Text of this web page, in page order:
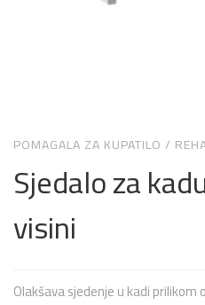
POMAGALA ZA KUPATILO /
Sjedalo za
visini
Olakšava sjedenje u kadi prilikom